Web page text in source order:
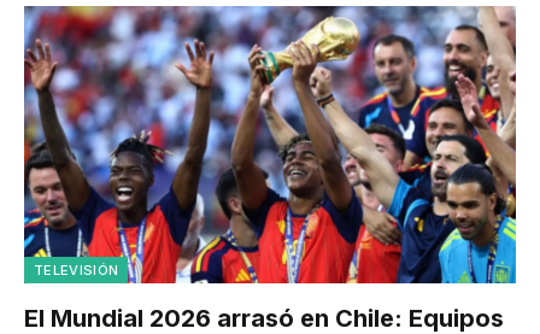
TELEVISIÓN
El Mundial 2026 arrasó en Chile: Equipos